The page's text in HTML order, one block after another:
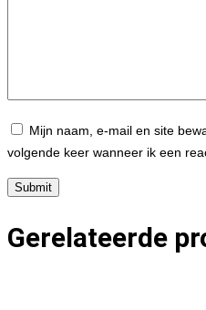
Mijn naam, e-mail en site
volgende keer wanneer ik een
Gerelateerde